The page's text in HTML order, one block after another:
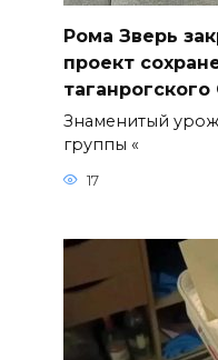
Рома Зверь
проект
Знаменитый
группы «
17